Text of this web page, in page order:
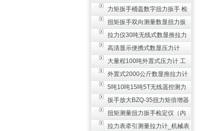
置 50-100N扳手测量仪器
力矩扳手桶盖数字扭力扳手 检
测瓶盖拧紧扭矩工具
扭矩扳手双向测量数显扭力扳
手 2000N,m力矩扳手价格
拉力仪30吨无线式数显推拉力
计 数字显示测力计80T
高清显示便携式数显压力计
300N500n_手持电子测力计
大量程100吨外置式压力计 工
业用数显测力计价格
外置式2000公斤数显推拉力计
_数字拉力压力测试仪
5吨10吨15吨5T无线遥控测力
计_带遥控电子拉力计数显式
扳手放大BZQ-35扭力矩倍增器
_3500牛米扭力倍力器仪
扭矩测量扭力扳手检定仪（内
置打印） 扭矩检验仪器
拉力表牵引测量拉力计_机械表